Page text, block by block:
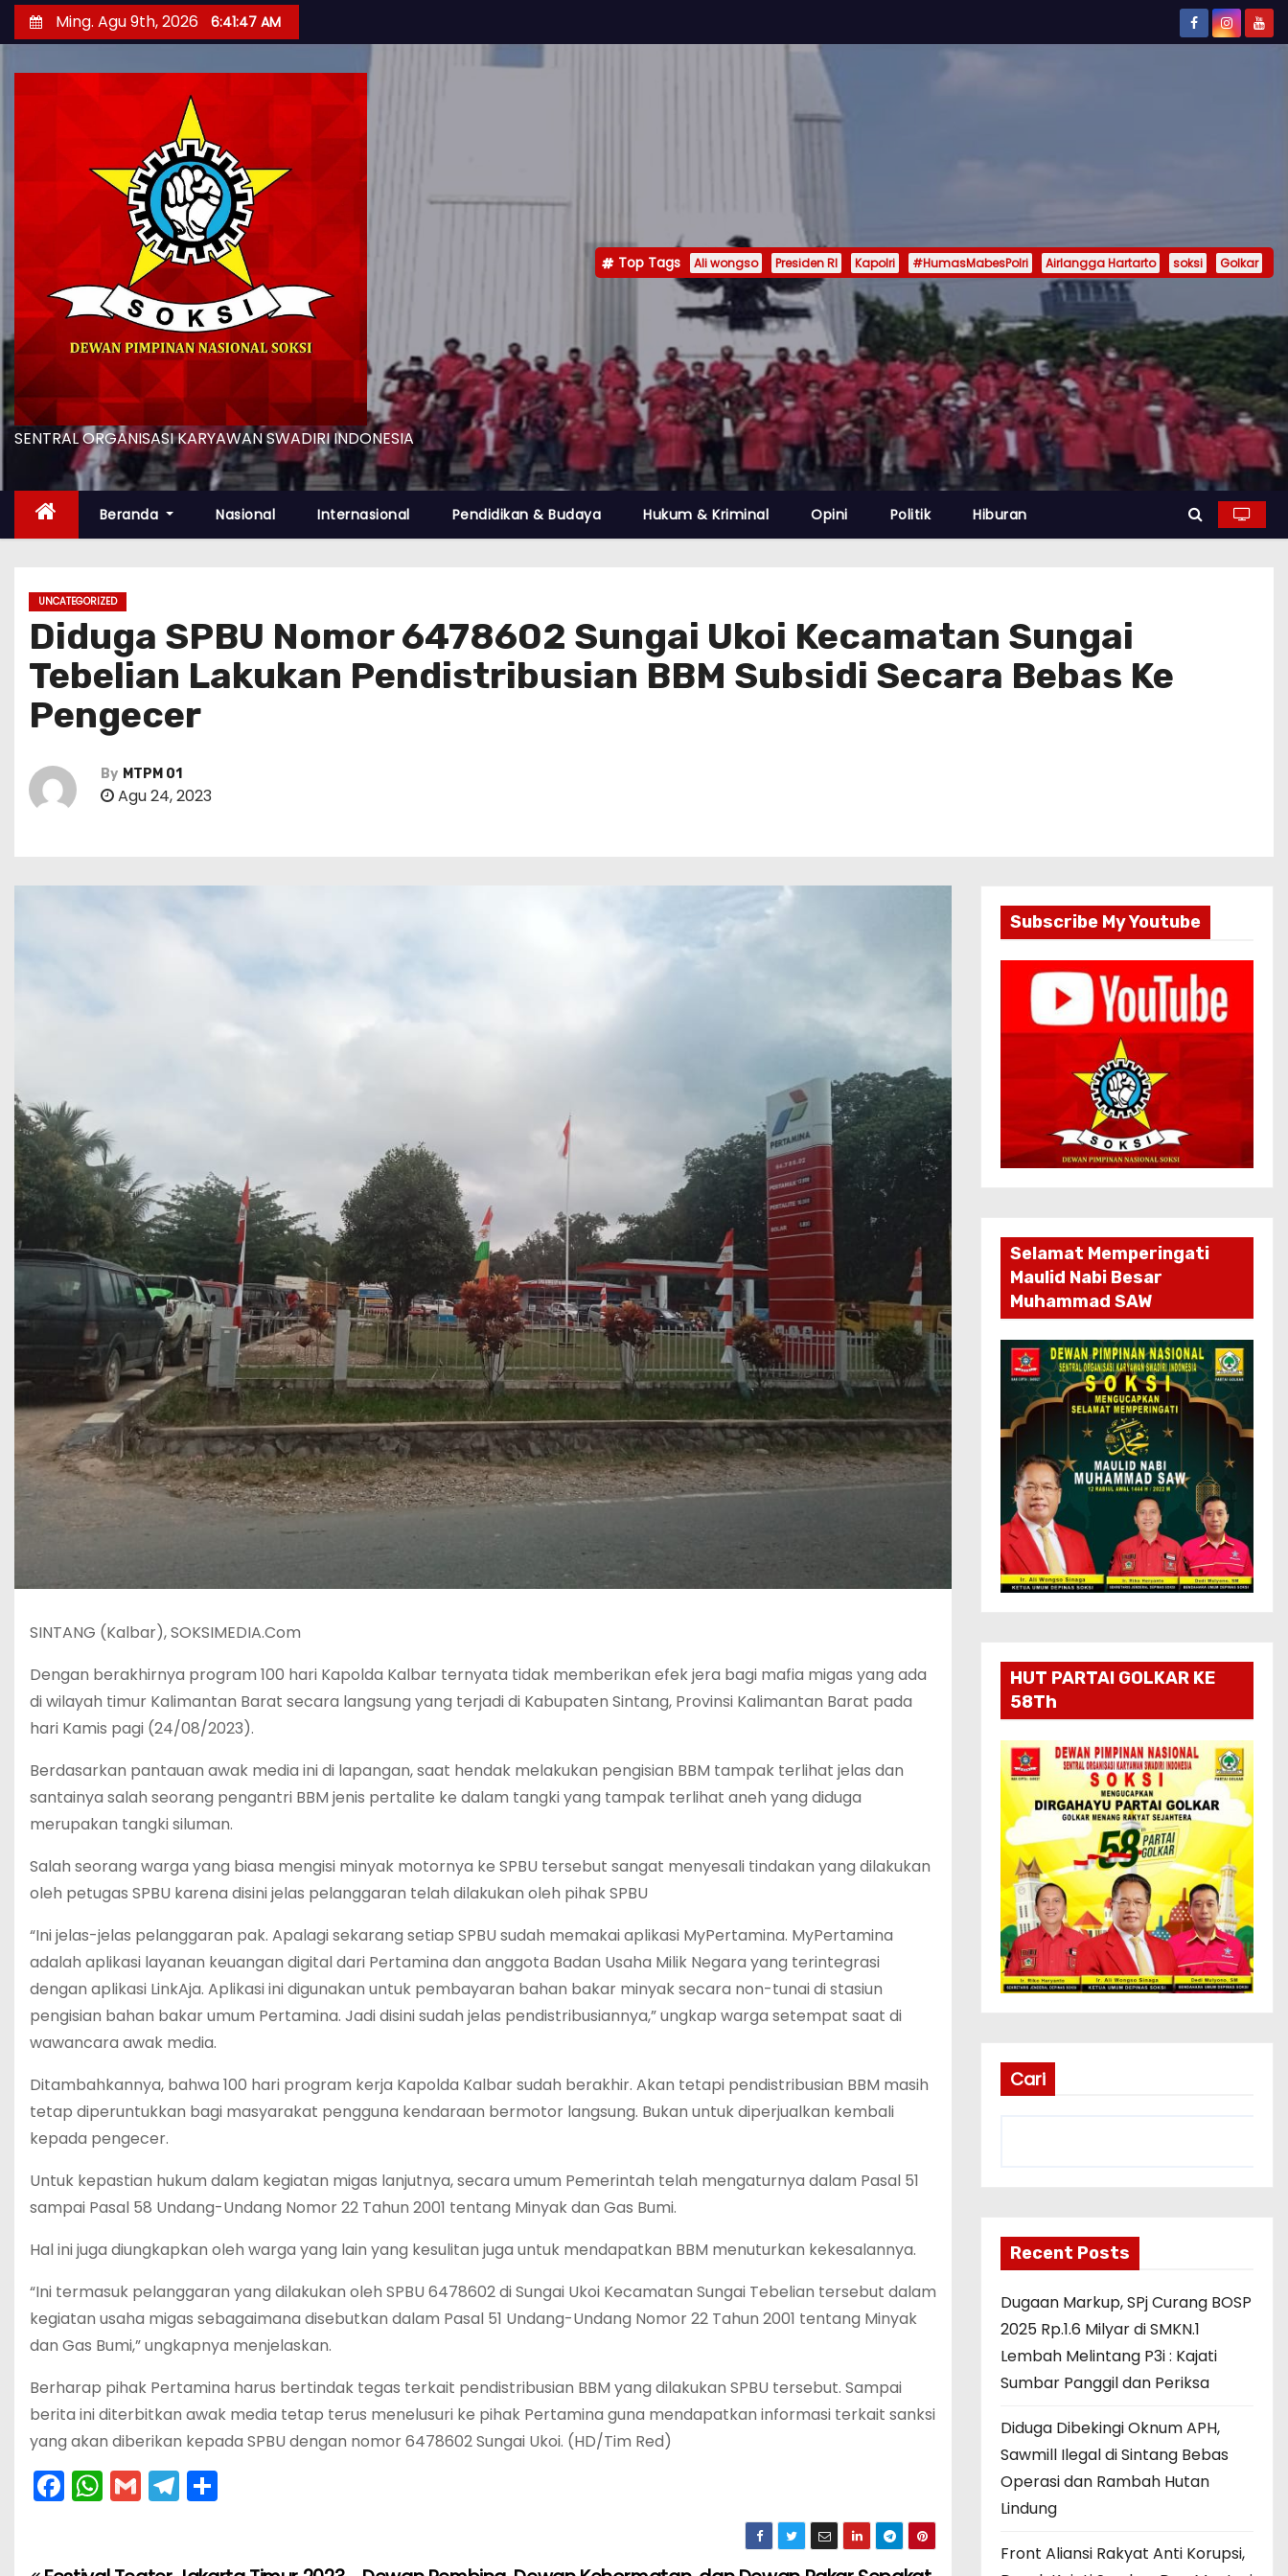
k
t
Ming. Agu 9th, 2026 6:41:49 AM
SENTRAL ORGANISASI KARYAWAN SWADIRI INDONESIA
Top Tags Ali wongso Presiden RI Kapolri #HumasMabesPolri Airlangga Hartarto soksi Golkar
Beranda Nasional Internasional Pendidikan & Budaya Hukum & Kriminal Opini Politik Hiburan
UNCATEGORIZED
Diduga SPBU Nomor 6478602 Sungai Ukoi Kecamatan Sungai
Tebelian Lakukan Pendistribusian BBM Subsidi Secara Bebas Ke
Pengecer
By MTPM 01
Agu 24, 2023
SINTANG (Kalbar), SOKSIMEDIA.Com
Dengan berakhirnya program 100 hari Kapolda Kalbar ternyata tidak memberikan efek jera bagi mafia migas yang ada
di wilayah timur Kalimantan Barat secara langsung yang terjadi di Kabupaten Sintang, Provinsi Kalimantan Barat pada
hari Kamis pagi (24/08/2023).
Berdasarkan pantauan awak media ini di lapangan, saat hendak melakukan pengisian BBM tampak terlihat jelas dan
santainya salah seorang pengantri BBM jenis pertalite ke dalam tangki yang tampak terlihat aneh yang diduga
merupakan tangki siluman.
Salah seorang warga yang biasa mengisi minyak motornya ke SPBU tersebut sangat menyesali tindakan yang dilakukan
oleh petugas SPBU karena disini jelas pelanggaran telah dilakukan oleh pihak SPBU
“Ini jelas-jelas pelanggaran pak. Apalagi sekarang setiap SPBU sudah memakai aplikasi MyPertamina. MyPertamina
adalah aplikasi layanan keuangan digital dari Pertamina dan anggota Badan Usaha Milik Negara yang terintegrasi
dengan aplikasi LinkAja. Aplikasi ini digunakan untuk pembayaran bahan bakar minyak secara non-tunai di stasiun
pengisian bahan bakar umum Pertamina. Jadi disini sudah jelas pendistribusiannya,” ungkap warga setempat saat di
wawancara awak media.
Ditambahkannya, bahwa 100 hari program kerja Kapolda Kalbar sudah berakhir. Akan tetapi pendistribusian BBM masih
tetap diperuntukkan bagi masyarakat pengguna kendaraan bermotor langsung. Bukan untuk diperjualkan kembali
kepada pengecer.
Untuk kepastian hukum dalam kegiatan migas lanjutnya, secara umum Pemerintah telah mengaturnya dalam Pasal 51
sampai Pasal 58 Undang-Undang Nomor 22 Tahun 2001 tentang Minyak dan Gas Bumi.
Hal ini juga diungkapkan oleh warga yang lain yang kesulitan juga untuk mendapatkan BBM menuturkan kekesalannya.
“Ini termasuk pelanggaran yang dilakukan oleh SPBU 6478602 di Sungai Ukoi Kecamatan Sungai Tebelian tersebut dalam
kegiatan usaha migas sebagaimana disebutkan dalam Pasal 51 Undang-Undang Nomor 22 Tahun 2001 tentang Minyak
dan Gas Bumi,” ungkapnya menjelaskan.
Berharap pihak Pertamina harus bertindak tegas terkait pendistribusian BBM yang dilakukan SPBU tersebut. Sampai
berita ini diterbitkan awak media tetap terus menelusuri ke pihak Pertamina guna mendapatkan informasi terkait sanksi
yang akan diberikan kepada SPBU dengan nomor 6478602 Sungai Ukoi. (HD/Tim Red)
F
a
W
h
G
m
T
el
Subscribe My Youtube
Selamat Memperingati
Maulid Nabi Besar
Muhammad SAW
HUT PARTAI GOLKAR KE
58Th
Cari
Recent Posts
Dugaan Markup, SPj Curang BOSP
2025 Rp.1.6 Milyar di SMKN.1
Lembah Melintang P3i : Kajati
Sumbar Panggil dan Periksa
Diduga Dibekingi Oknum APH,
Sawmill Ilegal di Sintang Bebas
Operasi dan Rambah Hutan
Lindung
Front Aliansi Rakyat Anti Korupsi,